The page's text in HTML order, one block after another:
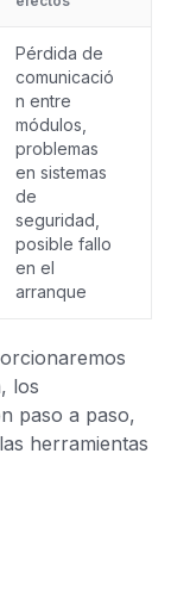
Pérdida de
comunicació
n entre
módulos,
problemas
en sistemas
de
seguridad,
posible fallo
en el
arranque
los
paso a paso,
herramientas